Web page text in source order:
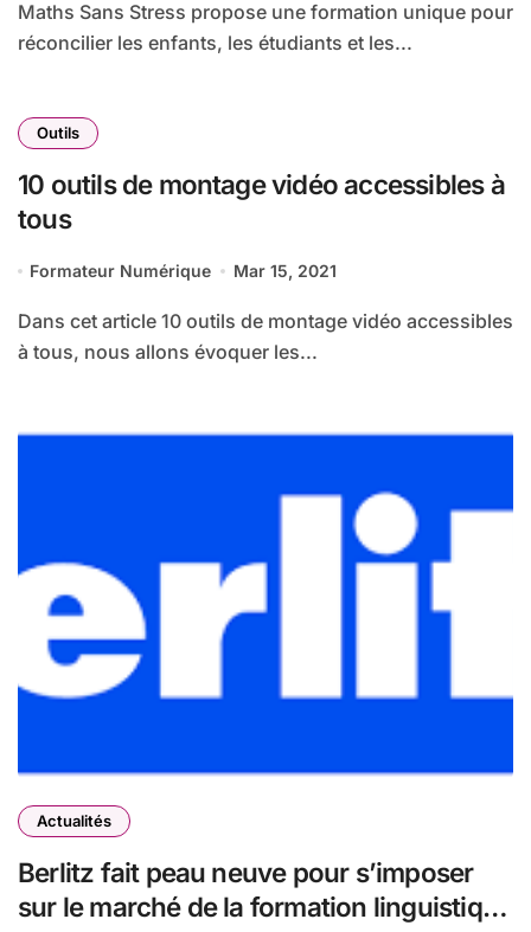
Maths Sans Stress propose une formation unique pour
réconcilier les enfants, les étudiants et les...
Outils
10 outils de montage vidéo accessibles à
tous
Formateur Numérique Mar 15, 2021
Dans cet article 10 outils de montage vidéo accessibles
à tous, nous allons évoquer les...
Actualités
Berlitz fait peau neuve pour s’imposer
sur le marché de la formation linguistique